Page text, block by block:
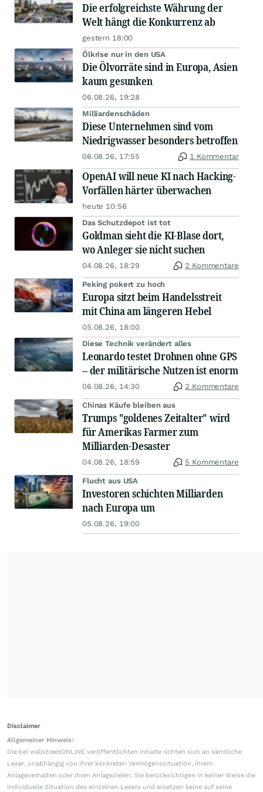
Die erfolgreichste Währung der
Welt hängt die Konkurrenz ab
gestern 18:00
Ölkrise nur in den USA
Die Ölvorräte sind in Europa, Asien
kaum gesunken
06.08.26, 19:28
Milliardenschäden
Diese Unternehmen sind vom
Niedrigwasser besonders betroffen
06.08.26, 17:55 1 Kommentar
OpenAI will neue KI nach Hacking-
Vorfällen härter überwachen
heute 10:56
Das Schutzdepot ist tot
Goldman sieht die KI-Blase dort,
wo Anleger sie nicht suchen
04.08.26, 18:29 2 Kommentare
Peking pokert zu hoch
Europa sitzt beim Handelsstreit
mit China am längeren Hebel
05.08.26, 18:00
Diese Technik verändert alles
Leonardo testet Drohnen ohne GPS
– der militärische Nutzen ist enorm
06.08.26, 14:30 2 Kommentare
Chinas Käufe bleiben aus
Trumps "goldenes Zeitalter" wird
für Amerikas Farmer zum
Milliarden-Desaster
04.08.26, 18:59 5 Kommentare
Flucht aus USA
Investoren schichten Milliarden
nach Europa um
05.08.26, 19:00
Disclaimer
Allgemeiner Hinweis:
Die bei wallstreetONLINE veröffentlichten Inhalte richten sich an sämtliche
Leser, unabhängig von ihrer konkreten Vermögenssituation, ihrem
Anlageverhalten oder ihren Anlagezielen. Sie berücksichtigen in keiner Weise die
individuelle Situation des einzelnen Lesers und ersetzen keine auf seine